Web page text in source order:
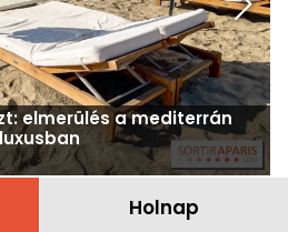
elmerülés a mediterrán
luxusban
Holnap